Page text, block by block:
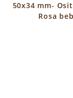
50x34 mm-
Rosa